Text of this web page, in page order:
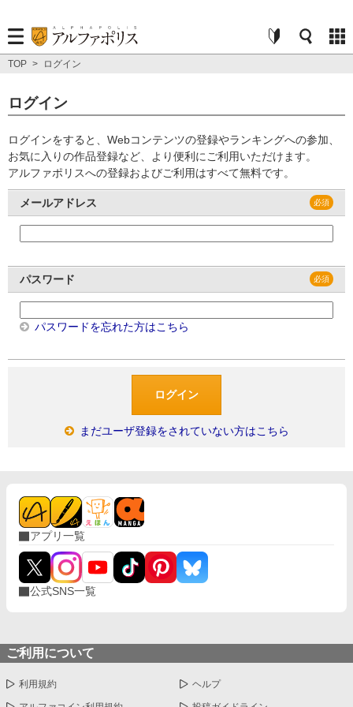
TOP > ログイン
ログイン
ログインをすると、Webコンテンツの登録やランキングへの参加、
お気に入りの作品登録など、より便利にご利用いただけます。
アルファポリスへの登録およびご利用はすべて無料です。
メールアドレス
パスワード
パスワードを忘れた方はこちら
まだユーザ登録をされていない方はこちら
アプリ一覧
公式SNS一覧
ご利用について
利用規約 ヘルプ